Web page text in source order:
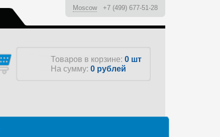
Moscow +7 (499) 677-51-28
Товаров в корзине: 0 шт
На сумму: 0 рублей